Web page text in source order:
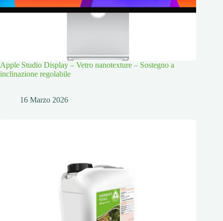
Apple Studio Display – Vetro nanotexture – Sostegno a
inclinazione regolabile
16 Marzo 2026